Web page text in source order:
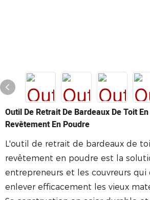
Outil De Retrait De Bardeaux De Toit
Revêtement En Poudre
L'outil de retrait de bardeaux de
revêtement en poudre est la
entrepreneurs et les couvreurs qui
enlever efficacement les vieux